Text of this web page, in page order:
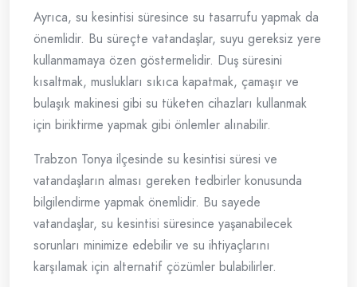
Ayrıca, su kesintisi süresince su tasarrufu yapmak da
önemlidir. Bu süreçte vatandaşlar, suyu gereksiz yere
kullanmamaya özen göstermelidir. Duş süresini
kısaltmak, muslukları sıkıca kapatmak, çamaşır ve
bulaşık makinesi gibi su tüketen cihazları kullanmak
için biriktirme yapmak gibi önlemler alınabilir.
Trabzon Tonya ilçesinde su kesintisi süresi ve
vatandaşların alması gereken tedbirler konusunda
bilgilendirme yapmak önemlidir. Bu sayede
vatandaşlar, su kesintisi süresince yaşanabilecek
sorunları minimize edebilir ve su ihtiyaçlarını
karşılamak için alternatif çözümler bulabilirler.